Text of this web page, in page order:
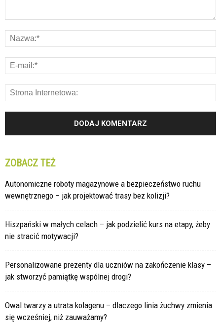
ZOBACZ TEŻ
Autonomiczne roboty magazynowe a bezpieczeństwo ruchu
wewnętrznego – jak projektować trasy bez kolizji?
Hiszpański w małych celach – jak podzielić kurs na etapy, żeby
nie stracić motywacji?
Personalizowane prezenty dla uczniów na zakończenie klasy –
jak stworzyć pamiątkę wspólnej drogi?
Owal twarzy a utrata kolagenu – dlaczego linia żuchwy zmienia
się wcześniej, niż zauważamy?